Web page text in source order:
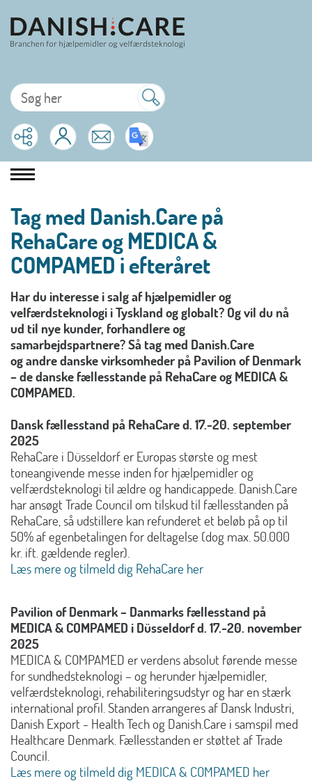
Tag med Danish.Care på
RehaCare og MEDICA &
COMPAMED i efteråret
Har du interesse i salg af hjælpemidler og
velfærdsteknologi i Tyskland og globalt? Og vil du nå
ud til nye kunder, forhandlere og
samarbejdspartnere? Så tag med Danish.Care
og andre danske virksomheder på Pavilion of Denmark
– de danske fællesstande på RehaCare og MEDICA &
COMPAMED.
Dansk fællesstand på RehaCare d. 17.-20. september
2025
RehaCare i Düsseldorf er Europas største og mest
toneangivende messe inden for hjælpemidler og
velfærdsteknologi til ældre og handicappede. Danish.Care
har ansøgt Trade Council om tilskud til fællesstanden på
RehaCare, så udstillere kan refunderet et beløb på op til
50% af egenbetalingen for deltagelse (dog max. 50.000
kr. ift. gældende regler).
Læs mere og tilmeld dig RehaCare her
Pavilion of Denmark – Danmarks fællesstand på
MEDICA & COMPAMED i Düsseldorf d. 17.-20. november
2025
MEDICA & COMPAMED er verdens absolut førende messe
for sundhedsteknologi – og herunder hjælpemidler,
velfærdsteknologi, rehabiliteringsudstyr og har en stærk
international profil. Standen arrangeres af Dansk Industri,
Danish Export - Health Tech og Danish.Care i samspil med
Healthcare Denmark. Fællesstanden er støttet af Trade
Council.
Læs mere og tilmeld dig MEDICA & COMPAMED her